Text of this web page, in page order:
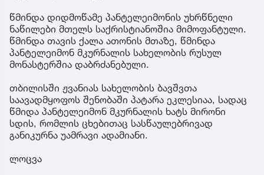
წმინდა დიდმოწამე პანტელეიმონის უხრწნელი
ნაწილები მთელს საქრისტიანოშია მიმოფანტული.
წმინდა თავის ქალა ათონის მთაზე, წმინდა
პანტელეიმონ მკურნალის სახელობის რუსულ
მონასტერშია დაბრძანებული.
თბილისში ჟვანიას სახელობის ბავშვთა
საავადმყოფოს შენობაში პატარა ეკლესიაა, სადაც
წმიდა პანტელეიმონ მკურნალის ხატს მირონი
სდის, რომლის ცხებითაც სასწაულებრივად
განიკურნა უამრავი ადამიანი.
ლოცვა